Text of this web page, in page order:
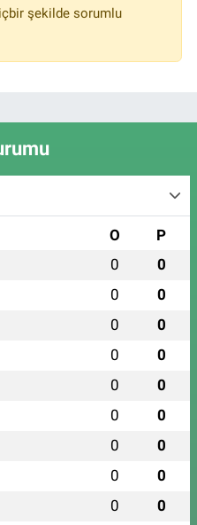
şekilde sorumlu
O P
0 0
0 0
0 0
0 0
0 0
0 0
0 0
0 0
0 0